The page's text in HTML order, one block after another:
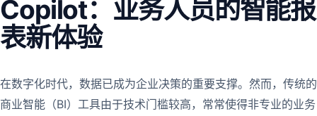
Copilot：业务人员的智能报
表新体验
在数字化时代，数据已成为企业决策的重要支撑。然而，传统的
商业智能（BI）工具由于技术门槛较高，常常使得非专业的业务